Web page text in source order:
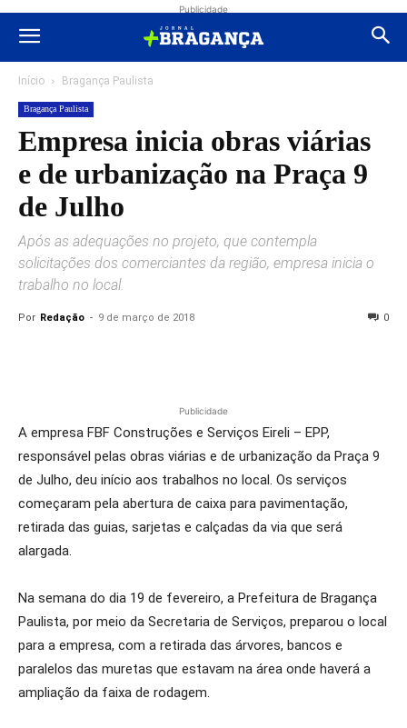
Publicidade
Início Bragança Paulista
Bragança Paulista
Empresa inicia obras viárias
e de urbanização na Praça 9
de Julho
Após as adequações no projeto, que contempla
solicitações dos comerciantes da região, empresa inicia o
trabalho no local.
Por Redação - 9 de março de 2018 0
Publicidade
A empresa FBF Construções e Serviços Eireli – EPP,
responsável pelas obras viárias e de urbanização da Praça 9
de Julho, deu início aos trabalhos no local. Os serviços
começaram pela abertura de caixa para pavimentação,
retirada das guias, sarjetas e calçadas da via que será
alargada.
Na semana do dia 19 de fevereiro, a Prefeitura de Bragança
Paulista, por meio da Secretaria de Serviços, preparou o local
para a empresa, com a retirada das árvores, bancos e
paralelos das muretas que estavam na área onde haverá a
ampliação da faixa de rodagem.